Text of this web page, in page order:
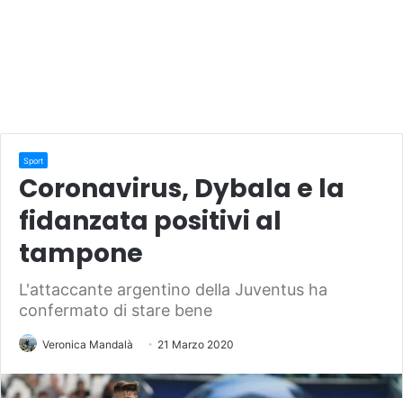
Sport
Coronavirus, Dybala e la
fidanzata positivi al
tampone
L'attaccante argentino della Juventus ha
confermato di stare bene
Veronica Mandalà 21 Marzo 2020